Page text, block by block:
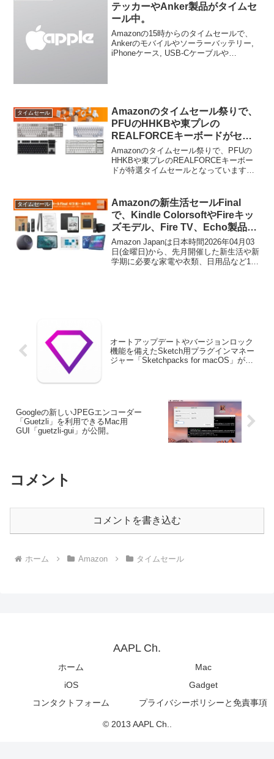
テッカーやAnker製品がタイムセ
ール中。
Amazonの15時からのタイムセールで、
Ankerのモバイルやソーラーバッテリー,
iPhoneケース, USB-Cケーブルや
タイムセール
Amazonのタイムセール祭りで、
PFUのHHKBや東プレの
REALFORCEキーボードがセー
ル中。
Amazonのタイムセール祭りで、PFUの
HHKBや東プレのREALFORCEキーボー
ドが特選タイムセールとなっています。
タイムセール
Amazonの新生活セールFinal
で、Kindle ColorsoftやFireキッ
ズモデル、Fire TV、Echo製品な
どのAmazonデバイスが特別価格
となるAmazonデバイスがお得セ
ールが開催中。
Amazon Japanは日本時間2026年04月03
日(金曜日)から、先月開催した新生活や新
学期に必要な家電や衣類、日用品など100
オートアップデートやバージョンロック
機能を備えたSketch用プラグインマネー
ジャー「Sketchpacks for macOS」が公
Googleの新しいJPEGエンコーダー
「Guetzli」を利用できるMac用
GUI「guetzli-gui」が公開。
コメント
コメントを書き込む
ホーム Amazon タイムセール
AAPL Ch.
ホーム
Mac
iOS
Gadget
コンタクトフォーム
プライバシーポリシーと免責事項
© 2013 AAPL Ch..